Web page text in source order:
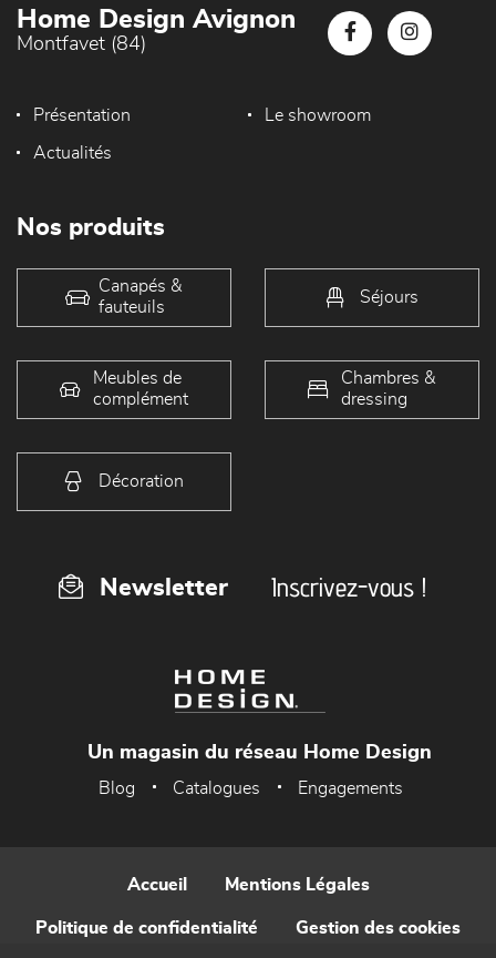
Home Design Avignon
Montfavet (84)
Présentation Le showroom
Actualités
Nos produits
Canapés &
fauteuils
Séjours
Meubles de
complément
Chambres &
dressing
Décoration
Newsletter Inscrivez-vous !
Un magasin du réseau Home Design
Blog Catalogues Engagements
Accueil Mentions Légales
Politique de confidentialité Gestion des cookies